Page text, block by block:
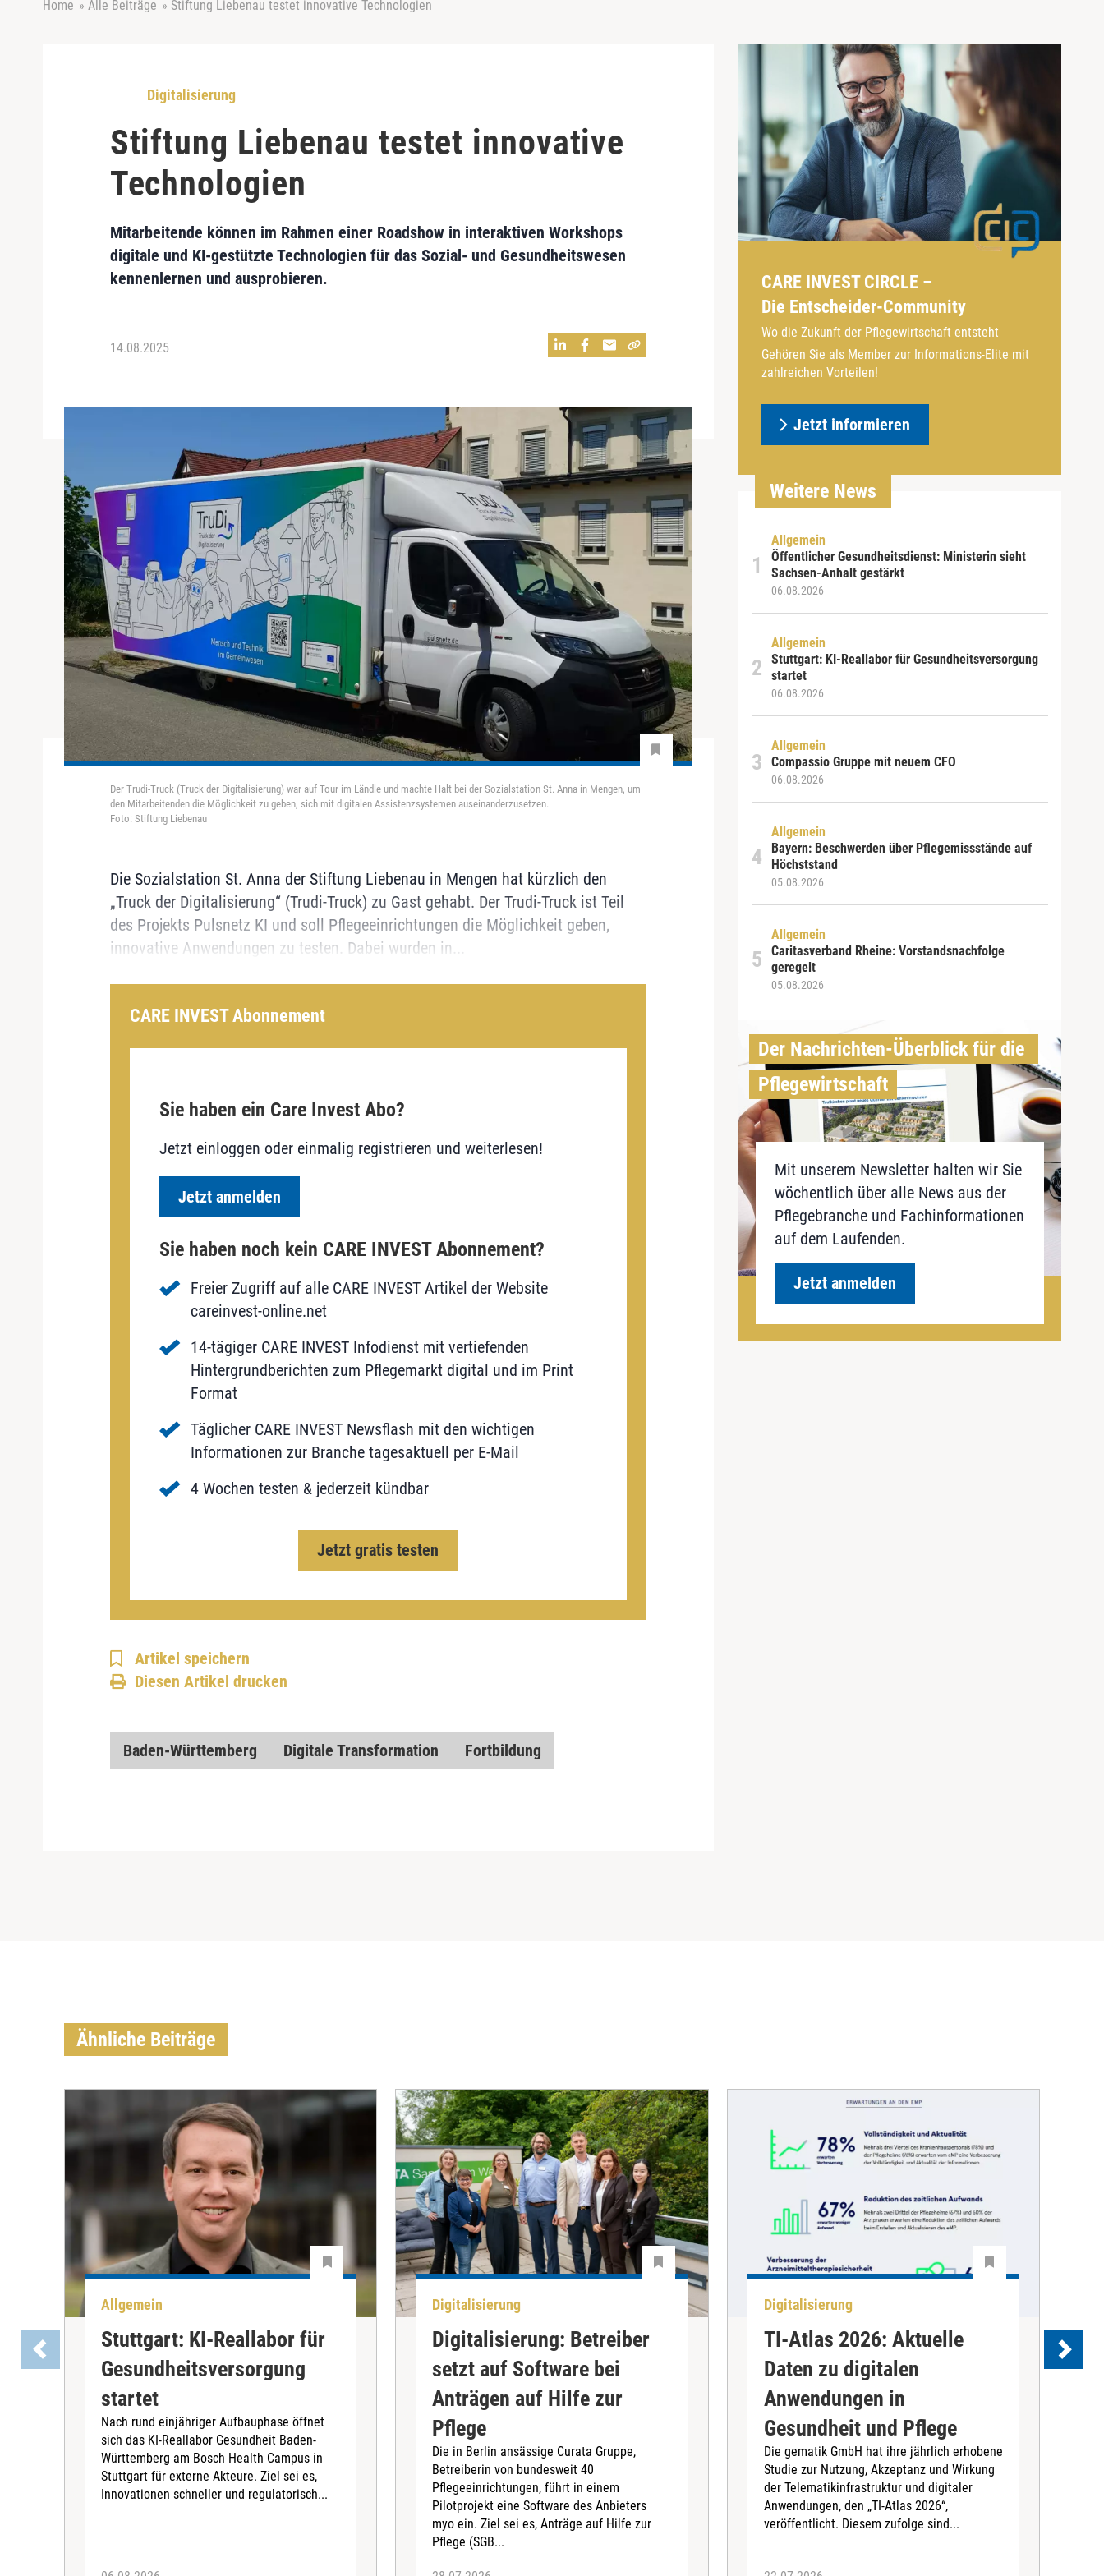
Home » Alle Beiträge » Stiftung Liebenau testet innovative Technologien
Digitalisierung
Stiftung Liebenau testet innovative
Technologien
Mitarbeitende können im Rahmen einer Roadshow in interaktiven Workshops
digitale und KI-gestützte Technologien für das Sozial- und Gesundheitswesen
kennenlernen und ausprobieren.
14.08.2025
Der Trudi-Truck (Truck der Digitalisierung) war auf Tour im Ländle und machte Halt bei der Sozialstation St. Anna in Mengen, um
den Mitarbeitenden die Möglichkeit zu geben, sich mit digitalen Assistenzsystemen auseinanderzusetzen.
Foto: Stiftung Liebenau
Die Sozialstation St. Anna der Stiftung Liebenau in Mengen hat kürzlich den
„Truck der Digitalisierung“ (Trudi-Truck) zu Gast gehabt. Der Trudi-Truck ist Teil
des Projekts Pulsnetz KI und soll Pflegeeinrichtungen die Möglichkeit geben,
innovative Anwendungen zu testen. Dabei wurden in...
CARE INVEST Abonnement
Sie haben ein Care Invest Abo?
Jetzt einloggen oder einmalig registrieren und weiterlesen!
Jetzt anmelden
Sie haben noch kein CARE INVEST Abonnement?
Freier Zugriff auf alle CARE INVEST Artikel der Website
careinvest-online.net
14-tägiger CARE INVEST Infodienst mit vertiefenden
Hintergrundberichten zum Pflegemarkt digital und im Print
Format
Täglicher CARE INVEST Newsflash mit den wichtigen
Informationen zur Branche tagesaktuell per E-Mail
4 Wochen testen & jederzeit kündbar
Jetzt gratis testen
Artikel speichern
Diesen Artikel drucken
Baden-Württemberg Digitale Transformation Fortbildung
CARE INVEST CIRCLE –
Die Entscheider-Community
Wo die Zukunft der Pflegewirtschaft entsteht
Gehören Sie als Member zur Informations-Elite mit
zahlreichen Vorteilen!
Jetzt informieren
Weitere News
Allgemein
Öffentlicher Gesundheitsdienst: Ministerin sieht
Sachsen-Anhalt gestärkt
06.08.2026
Allgemein
Stuttgart: KI-Reallabor für Gesundheitsversorgung
startet
06.08.2026
Allgemein
Compassio Gruppe mit neuem CFO
06.08.2026
Allgemein
Bayern: Beschwerden über Pflegemissstände auf
Höchststand
05.08.2026
Allgemein
Caritasverband Rheine: Vorstandsnachfolge
geregelt
05.08.2026
Der Nachrichten-Überblick für die
Pflegewirtschaft
Mit unserem Newsletter halten wir Sie
wöchentlich über alle News aus der
Pflegebranche und Fachinformationen
auf dem Laufenden.
Jetzt anmelden
Ähnliche Beiträge
Allgemein
Stuttgart: KI-Reallabor für
Gesundheitsversorgung
startet
Nach rund einjähriger Aufbauphase öffnet
sich das KI-Reallabor Gesundheit Baden-
Württemberg am Bosch Health Campus in
Stuttgart für externe Akteure. Ziel sei es,
Innovationen schneller und regulatorisch...
Digitalisierung
Digitalisierung: Betreiber
setzt auf Software bei
Anträgen auf Hilfe zur
Pflege
Die in Berlin ansässige Curata Gruppe,
Betreiberin von bundesweit 40
Pflegeeinrichtungen, führt in einem
Pilotprojekt eine Software des Anbieters
myo ein. Ziel sei es, Anträge auf Hilfe zur
Pflege (SGB...
Digitalisierung
TI-Atlas 2026: Aktuelle
Daten zu digitalen
Anwendungen in
Gesundheit und Pflege
Die gematik GmbH hat ihre jährlich erhobene
Studie zur Nutzung, Akzeptanz und Wirkung
der Telematikinfrastruktur und digitaler
Anwendungen, den „TI-Atlas 2026“,
veröffentlicht. Diesem zufolge sind...